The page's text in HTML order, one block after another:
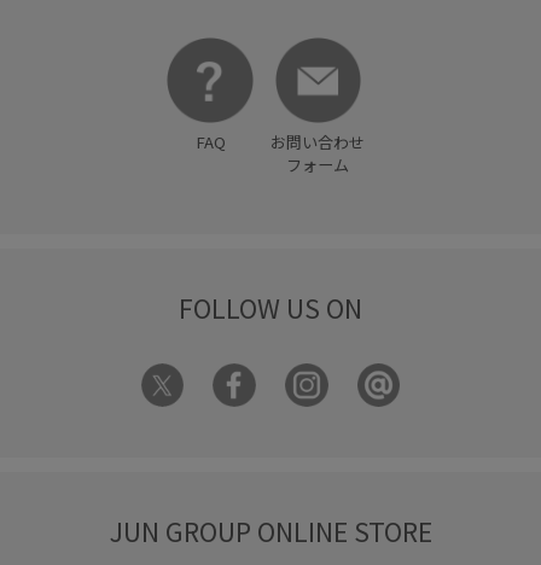
FAQ
お問い合わせ
フォーム
FOLLOW US ON
JUN GROUP ONLINE STORE